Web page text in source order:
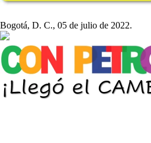
Bogotá, D. C., 05 de julio de 2022.